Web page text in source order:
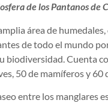
de los Pantanos de
área de
de todo el mundo
biodiversidad. Cuenta
50 de mamíferos y 60
entre los manglares